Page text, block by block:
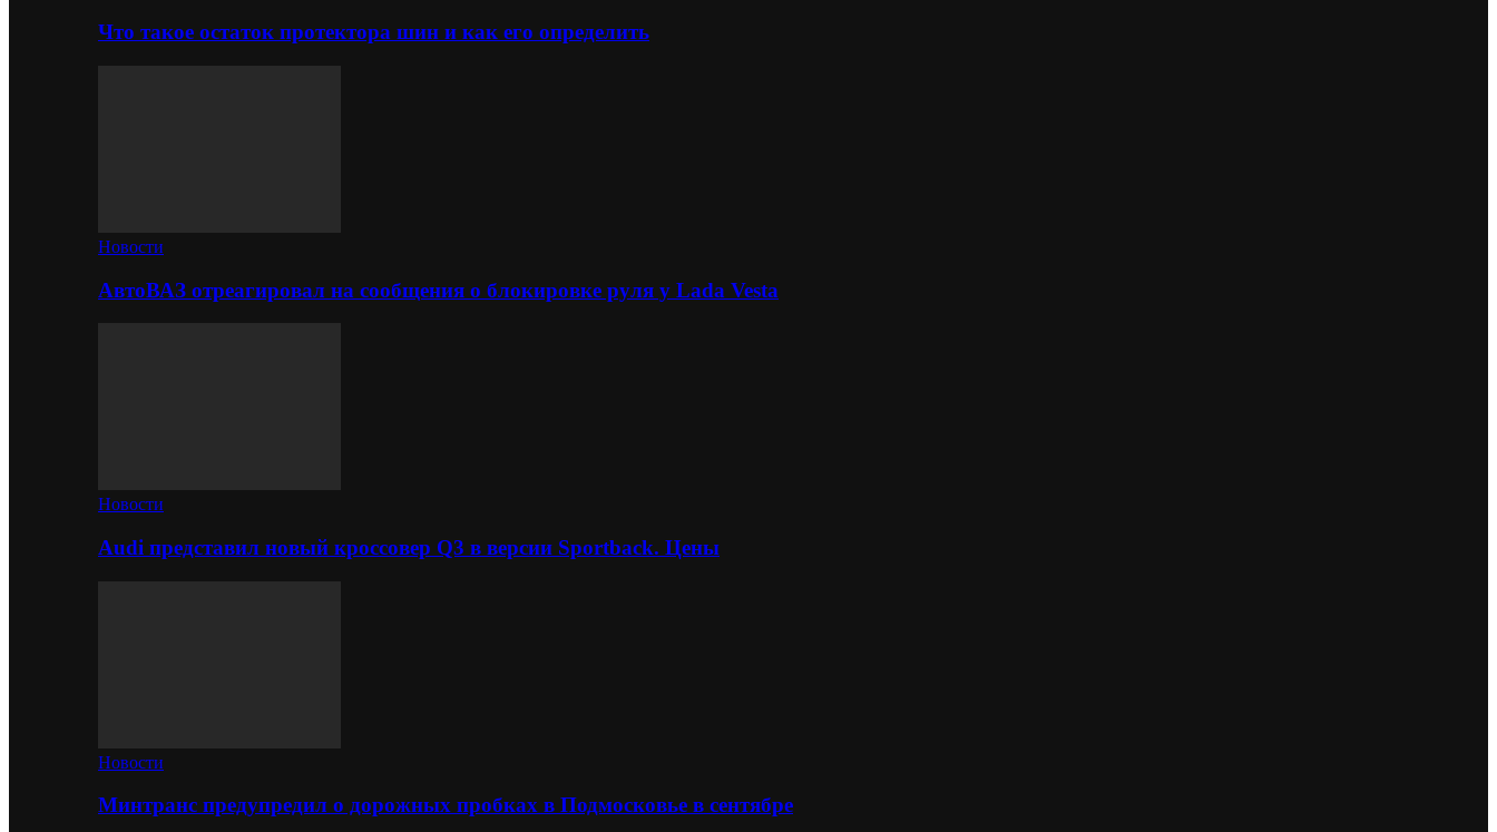
Что такое остаток протектора шин и как его определить
Новости
АвтоВАЗ отреагировал на сообщения о блокировке руля у Lada Vesta
Новости
Audi представил новый кроссовер Q3 в версии Sportback. Цены
Новости
Минтранс предупредил о дорожных пробках в Подмосковье в сентябре